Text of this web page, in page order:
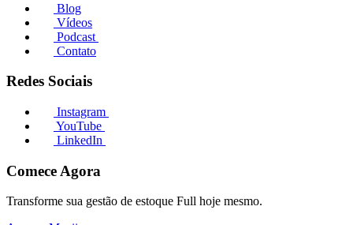
Blog
Vídeos
Podcast
Contato
Redes Sociais
Instagram
YouTube
LinkedIn
Comece Agora
Transforme sua gestão de estoque Full hoje mesmo.